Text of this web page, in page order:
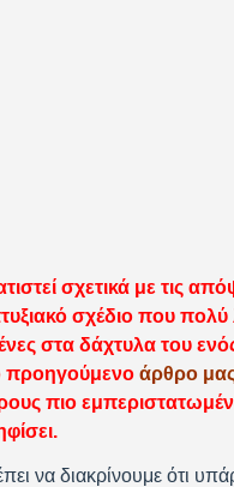
σχετικά με τις
σχέδιο που
στα δάχτυλα του
προηγούμενο άρθρο
πιο
να διακρίνουμε ότι